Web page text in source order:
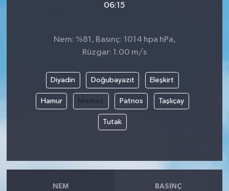
06:15
Nem: %81, Basınç: 1014 hpa hPa,
Rüzgar: 1.00 m/s
Diyadin Doğubayazıt Eleşkirt
Hamur Merkez Patnos Taşlıçay
Tutak
NEM BASINÇ